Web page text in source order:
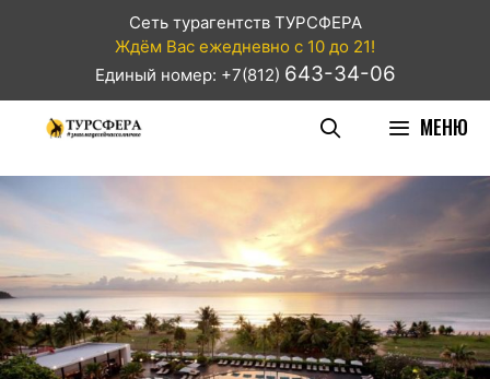
Сеть турагентств ТУРСФЕРА
Ждём Вас ежедневно с 10 до 21!
Единый номер: +7(812) 643-34-06
МЕНЮ